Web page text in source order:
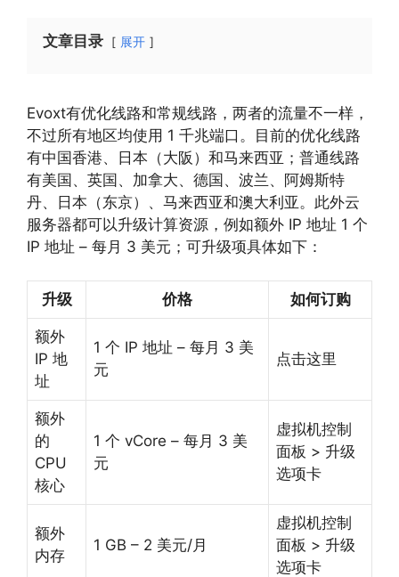
文章目录 展开
Evoxt有优化线路和常规线路，两者的流量不一样，
不过所有地区均使用 1 千兆端口。目前的优化线路
有中国香港、日本（大阪）和马来西亚；普通线路
有美国、英国、加拿大、德国、波兰、阿姆斯特
丹、日本（东京）、马来西亚和澳大利亚。此外云
服务器都可以升级计算资源，例如额外 IP 地址 1 个
IP 地址 – 每月 3 美元；可升级项具体如下：
升级 价格 如何订购
额外
IP 地
址
1 个 IP 地址 – 每月 3 美
元
点击这里
额外
的
CPU
核心
1 个 vCore – 每月 3 美
元
虚拟机控制
面板 > 升级
选项卡
额外
内存
1 GB – 2 美元/月
虚拟机控制
面板 > 升级
选项卡